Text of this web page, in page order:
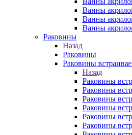
Ванны
Ванны
Ванны
Раковины
Назад
Раковины
Раковины
Назад
Раковины
Раковины
Раковины
Раковины
Раковины
Раковины